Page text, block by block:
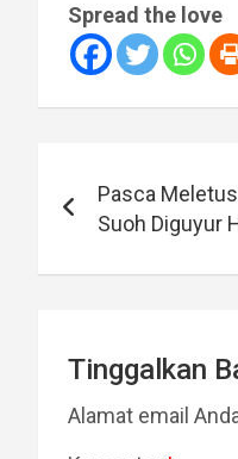
Spread the love
pos
Pasca
Suoh Diguyur
Tinggalkan
Alamat email